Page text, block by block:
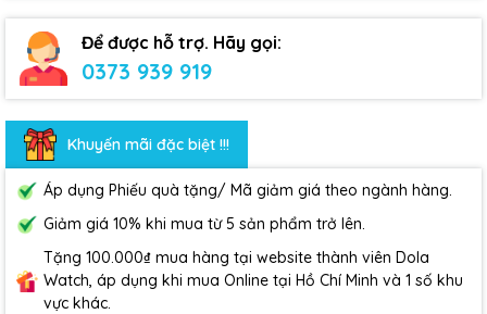
Để được hỗ trợ. Hãy gọi:
0373 939 919
Khuyến mãi đặc biệt !!!
Áp dụng Phiếu quà tặng/ Mã giảm giá theo ngành hàng.
Giảm giá 10% khi mua từ 5 sản phẩm trở lên.
Tặng 100.000₫ mua hàng tại website thành viên Dola
Watch, áp dụng khi mua Online tại Hồ Chí Minh và 1 số khu
vực khác.